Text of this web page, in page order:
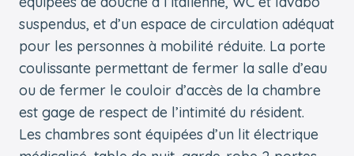
suspendus, et d’un espace de circulation adéquat
pour les personnes à mobilité réduite. La porte
coulissante permettant de fermer la salle d’eau
ou de fermer le couloir d’accès de la chambre
est gage de respect de l’intimité du résident.
Les chambres sont équipées d’un lit électrique